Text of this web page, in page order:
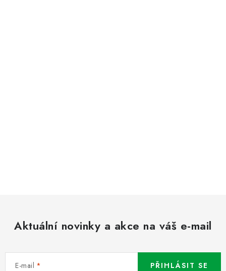
Aktuální novinky a akce na váš e-mail
E-mail PŘIHLÁSIT SE